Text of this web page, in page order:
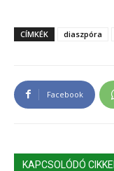
CÍMKÉK diaszpóra
Facebook
KAPCSOLÓDÓ